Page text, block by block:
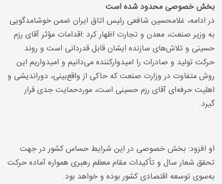
بخش خصوصی محدود شده است
در ادامه، غلامحسین شافعی رئیس اتاق ایران ضمن خوشامدگویی
به وزیر صنعت، معدن و تجارت اظهار کرد :اقدامات مؤثر آقای رزم
حسینی و تلاش‌های سازنده ایشان قابل قدردانی است و روند
حرکت تولید و صادرات را امیدوارکننده می‌دانیم و امیدواریم این
روش متفاوت در وزارت صنعت که حاکی از واقع‌بینی، دوراندیشی و
اهلیت حرفه‌ای آقای رزم حسینی است، موردحمایت جدی قرار
گیرد.
او افزود: بخش خصوصی در این شرایط حساس کشور در جهت
تحقق شعار سال و تأکیدات مقام معظم رهبری همواره آماده حرکت
به‌سوی توسعه اقتصادی کشور بوده و خواهد بود.